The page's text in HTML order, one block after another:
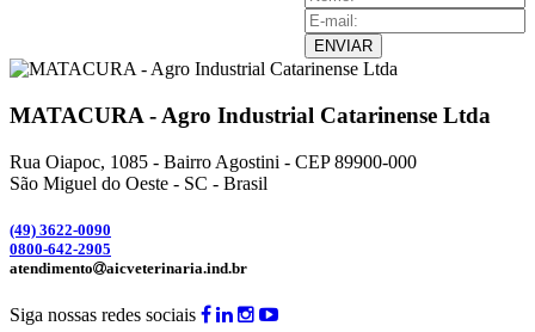
ENVIAR
MATACURA - Agro Industrial Catarinense Ltda
Rua Oiapoc, 1085 - Bairro Agostini - CEP 89900-000
São Miguel do Oeste - SC - Brasil
(49) 3622-0090
0800-642-2905
atendimento
aicveterinaria.ind.br
Siga nossas redes sociais